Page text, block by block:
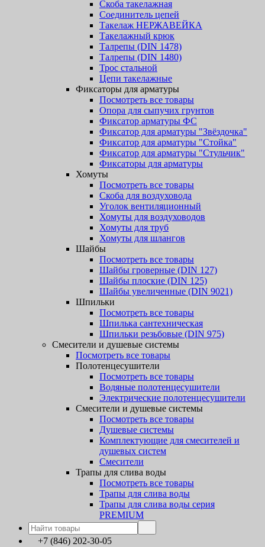
Скоба такелажная
Соединитель цепей
Такелаж НЕРЖАВЕЙКА
Такелажный крюк
Талрепы (DIN 1478)
Талрепы (DIN 1480)
Трос стальной
Цепи такелажные
Фиксаторы для арматуры
Посмотреть все товары
Опора для сыпучих грунтов
Фиксатор арматуры ФС
Фиксатор для арматуры "Звёздочка"
Фиксатор для арматуры "Стойка"
Фиксатор для арматуры "Стульчик"
Фиксаторы для арматуры
Хомуты
Посмотреть все товары
Скоба для воздуховода
Уголок вентиляционный
Хомуты для воздуховодов
Хомуты для труб
Хомуты для шлангов
Шайбы
Посмотреть все товары
Шайбы гроверные (DIN 127)
Шайбы плоские (DIN 125)
Шайбы увеличенные (DIN 9021)
Шпильки
Посмотреть все товары
Шпилька сантехническая
Шпильки резьбовые (DIN 975)
Смесители и душевые системы
Посмотреть все товары
Полотенцесушители
Посмотреть все товары
Водяные полотенцесушители
Электрические полотенцесушители
Смесители и душевые системы
Посмотреть все товары
Душевые системы
Комплектующие для смесителей и
душевых систем
Смесители
Трапы для слива воды
Посмотреть все товары
Трапы для слива воды
Трапы для слива воды серия
PREMIUM
+7 (846) 202-30-05